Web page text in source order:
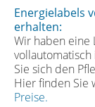
Energielabels
erhalten:
Wir haben eine
Sie sich den
Hier finden Sie
Preise.